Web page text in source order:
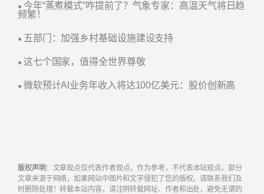
● 今年“蒸煮模式”咋提前了？气象专家：高温天气将日趋
频繁！
● 五部门：加强乡村基础设施建设支持
● 这七个国家，值得全世界尊敬
● 微软预计AI业务年收入将达100亿美元：股价创新高
版权声明 ：文章观点仅代表作者观点，作为参考，不代表本站观点。部分
文章来源于网络，如果网站中图片和文字侵犯了您的版权，请联系我们及
时删除处理！转载本站内容，请注明转载网址、作者和出处，避免无谓的